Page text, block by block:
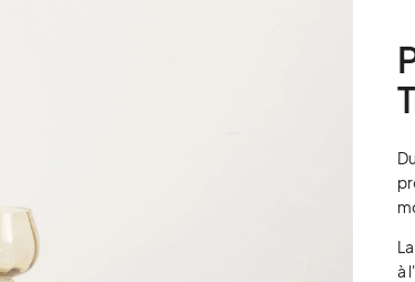
à